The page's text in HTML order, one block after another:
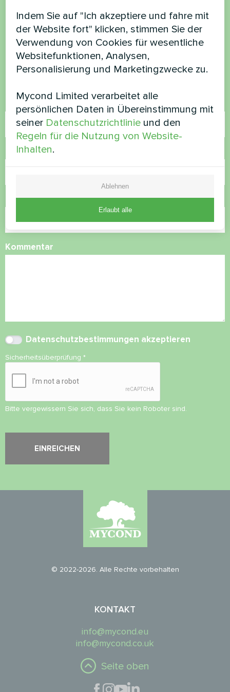
Möchten Sie kaufen oder
haben Sie Fragen?
Kontaktieren Sie uns und wir werden Ihnen
helfen
Name
Rufnummer
E-Mail
Kommentar
Datenschutzbestimmungen akzeptieren
Sicherheitsüberprüfung *
Bitte vergewissern Sie sich, dass Sie kein Roboter sind.
© 2022-2026. Alle Rechte vorbehalten
KONTAKT
info@mycond.eu
info@mycond.co.uk
Seite oben
Indem Sie auf "Ich akzeptiere und fahre mit
der Website fort" klicken, stimmen Sie der
Verwendung von Cookies für wesentliche
Websitefunktionen, Analysen,
Personalisierung und Marketingzwecke zu.
Mycond Limited verarbeitet alle
persönlichen Daten in Übereinstimmung mit
seiner Datenschutzrichtlinie und den
Regeln für die Nutzung von Website-
Inhalten.
Ablehnen
Erlaubt alle